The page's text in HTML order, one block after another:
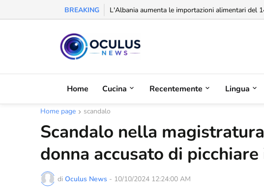
BREAKING Riconoscimento alla balcanica: la Serbia non
Home Cucina Recentemente Lingua
Home page scandalo
Scandalo nella
donna accusato di
di Oculus News - 10/10/2024 12:24:00 AM